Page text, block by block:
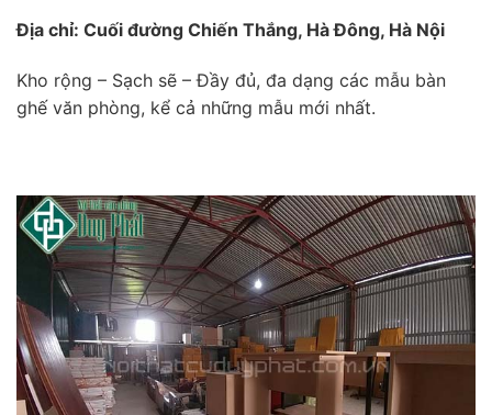
Địa chỉ: Cuối đường Chiến Thắng, Hà Đông, Hà Nội
Kho rộng – Sạch sẽ – Đầy đủ, đa dạng các mẫu bàn
ghế văn phòng, kể cả những mẫu mới nhất.